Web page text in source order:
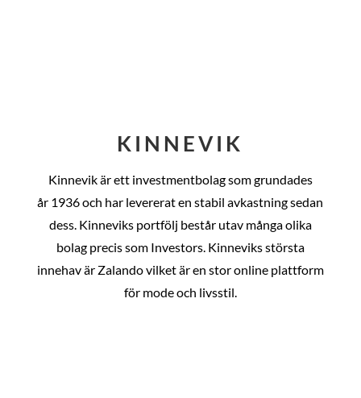
KINNEVIK
Kinnevik är ett investmentbolag som grundades
år 1936 och har levererat en stabil avkastning sedan
dess. Kinneviks portfölj består utav många olika
bolag precis som Investors. Kinneviks största
innehav är Zalando vilket är en stor online plattform
för mode och livsstil.